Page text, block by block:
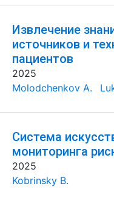
Извлечение
источников и
пациентов
2025
Molodchenkov A.
Система
мониторинга
2025
Kobrinsky B.